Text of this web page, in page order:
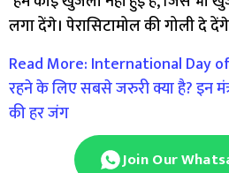
लगा देंगे। पेरासिटामोल की गोली दे
Read More: International Day
रहने के लिए सबसे जरुरी क्या है? इन
की हर जंग
Join Our